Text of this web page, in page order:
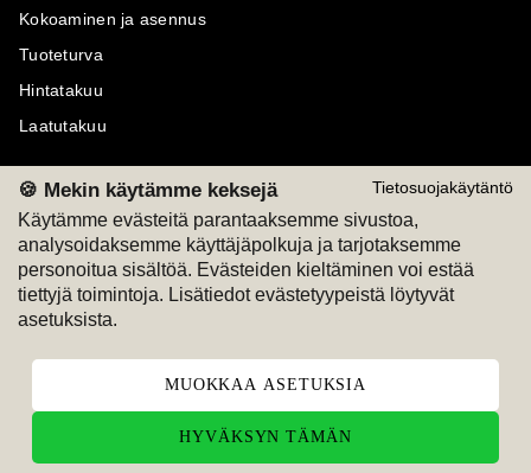
Tietosuojakäytäntö
🍪 Mekin käytämme keksejä
Käytämme evästeitä parantaaksemme sivustoa,
analysoidaksemme käyttäjäpolkuja ja tarjotaksemme
personoitua sisältöä. Evästeiden kieltäminen voi estää
tiettyjä toimintoja. Lisätiedot evästetyypeistä löytyvät
asetuksista.
MUOKKAA ASETUKSIA
HYVÄKSYN TÄMÄN
Kokoaminen ja asennus
Tuoteturva
Hintatakuu
Laatutakuu
Maksutavat
M
Seuraa meitä